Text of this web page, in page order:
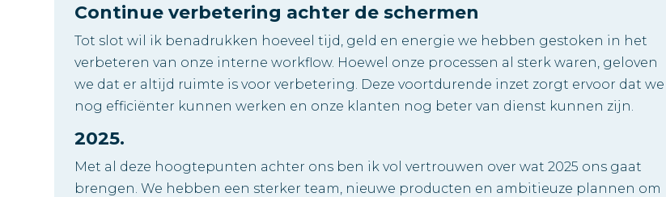
Continue verbetering achter de schermen
Tot slot wil ik benadrukken hoeveel tijd, geld en energie we hebben gestoken in het
verbeteren van onze interne workflow. Hoewel onze processen al sterk waren, geloven
we dat er altijd ruimte is voor verbetering. Deze voortdurende inzet zorgt ervoor dat we
nog efficiënter kunnen werken en onze klanten nog beter van dienst kunnen zijn.
2025.
Met al deze hoogtepunten achter ons ben ik vol vertrouwen over wat 2025 ons gaat
brengen. We hebben een sterker team, nieuwe producten en ambitieuze plannen om